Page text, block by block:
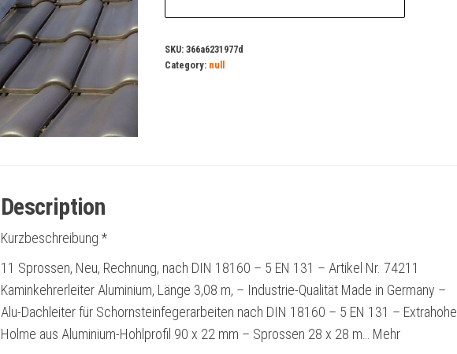
SKU: 366a6231977d
Category: null
Description
Kurzbeschreibung *
11 Sprossen, Neu, Rechnung, nach DIN 18160 – 5 EN 131 – Artikel Nr. 74211
Kaminkehrerleiter Aluminium, Länge 3,08 m, – Industrie-Qualität Made in Germany –
Alu-Dachleiter für Schornsteinfegerarbeiten nach DIN 18160 – 5 EN 131 – Extrahohe
Holme aus Aluminium-Hohlprofil 90 x 22 mm – Sprossen 28 x 28 m… Mehr